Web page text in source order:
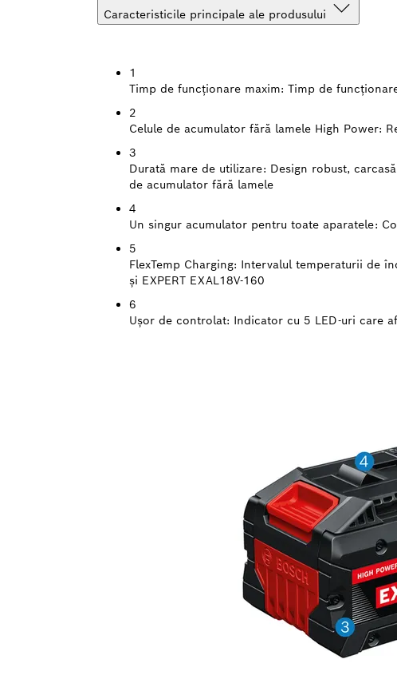
Caracteristicile principale ale produsului
1
Timp de funcţionare maxim: Timp de
2
Celule de acumulator fără lamele High Power:
3
Durată mare de utilizare: Design robust,
de acumulator fără lamele
4
Un singur acumulator pentru toate aparatele:
5
FlexTemp Charging: Intervalul temperaturii de
şi EXPERT EXAL18V-160
6
Uşor de controlat: Indicator cu 5 LED-uri care